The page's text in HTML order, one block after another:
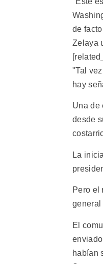
de
Zelaya
"Tal
hay
Una de
desde
La
Pero el
general
El
habían